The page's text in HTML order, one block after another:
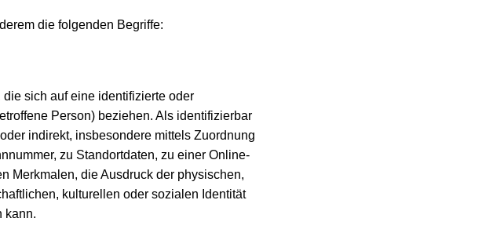
die folgenden Begriffe:
sich auf eine identifizierte oder
Person) beziehen. Als identifizierbar
indirekt, insbesondere mittels Zuordnung
zu Standortdaten, zu einer Online-
Merkmalen, die Ausdruck der physischen,
kulturellen oder sozialen Identität
kann.